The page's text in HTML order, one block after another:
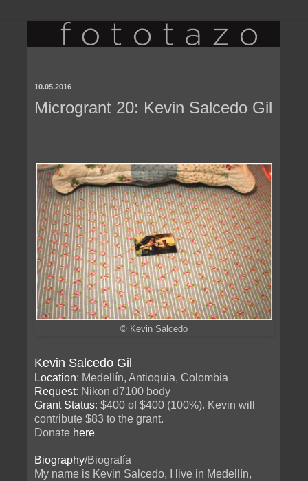
10.05.2016
Microgrant 20: Kevin Salcedo Gil
© Kevin Salcedo
Kevin Salcedo Gil
Location: Medellín, Antioquia, Colombia
Request: Nikon d7100 body
Grant Status: $400 of $400 (100%). Kevin will
contribute $83 to the grant.
Donate here
Biography/Biografía
My name is Kevin Salcedo, I live in Medellín,